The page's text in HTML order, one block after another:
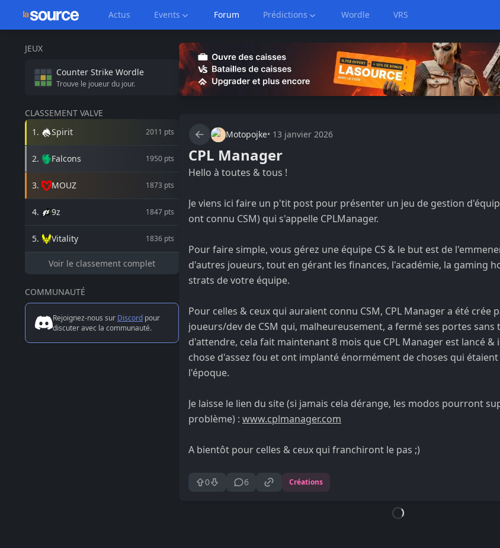
Actus Events Forum Prédictions Wordle VRS
JEUX
Counter Strike Wordle
Trouve le joueur du jour.
CLASSEMENT VALVE
1 . Spirit 2011 pts
2. Falcons 1950 pts
3. MOUZ 1873 pts
4. 9z 1847 pts
5. Vitality 1836 pts
Voir le classement complet
COMMUNAUTÉ
Rejoignez-nous sur Discord pour
discuter avec la communauté.
Motopojke• 13 janvier 2026
CPL Manager
Hello à toutes & tous !
Je viens ici faire un p'tit post pour présenter un jeu de gestion
ont connu CSM) qui s'appelle CPLManager.
Pour faire simple, vous gérez une équipe CS & le but est de
d'autres joueurs, tout en gérant les finances, l'académie, la gaming
strats de votre équipe.
Pour celles & ceux qui auraient connu CSM, CPL Manager a été crée
joueurs/dev de CSM qui, malheureusement, a fermé ses portes sans
d'attendre, cela fait maintenant 8 mois que CPL Manager est lancé
chose d'assez fou et ont implanté énormément de choses qui étaient
l'époque.
Je laisse le lien du site (si jamais cela dérange, les modos pourront
problème) : www.cplmanager.com
A bientôt pour celles & ceux qui franchiront le pas ;)
0 6 Créations